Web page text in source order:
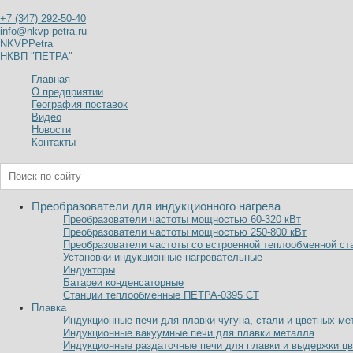
+7 (347) 292-50-40
info@nkvp-petra.ru
NKVPPetra
НКВП ″ПЕТРА″
Главная
О предприятии
География поставок
Видео
Новости
Контакты
Преобразователи для индукционного нагрева
Преобразователи частоты мощностью 60-320 кВт
Преобразователи частоты мощностью 250-800 кВт
Преобразователи частоты со встроенной теплообменной
Установки индукционные нагревательные
Индукторы
Батареи конденсаторные
Станции теплообменные ПЕТРА-0395 СТ
Плавка
Индукционные печи для плавки чугуна, стали и цветных
Индукционные вакуумные печи для плавки металла
Индукционные раздаточные печи для плавки и выдержки